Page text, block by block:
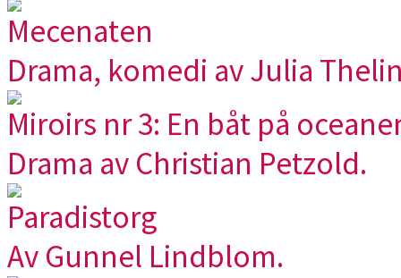
Mecenaten
Drama, komedi av Julia
Miroirs nr 3: En båt på
Drama av Christian Petzold.
Paradistorg
Av Gunnel Lindblom.